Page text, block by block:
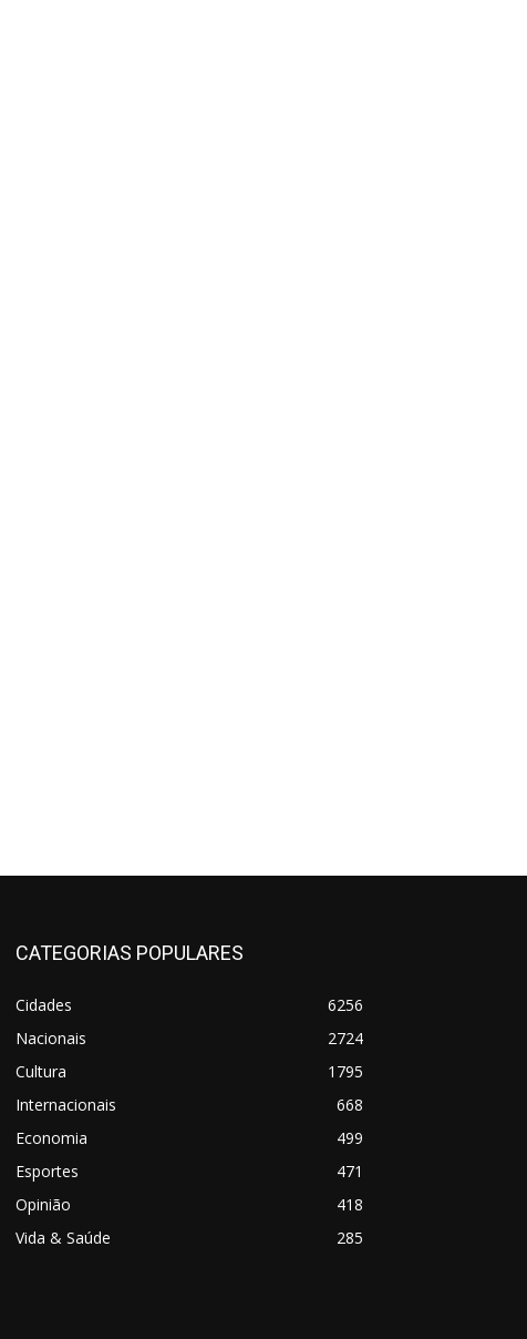
CATEGORIAS POPULARES
Cidades
6256
Nacionais
2724
Cultura
1795
Internacionais
668
Economia
499
Esportes
471
Opinião
418
Vida & Saúde
285